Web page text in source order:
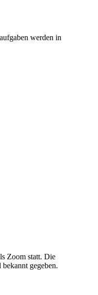
werden in
Zoom statt. Die
gegeben.